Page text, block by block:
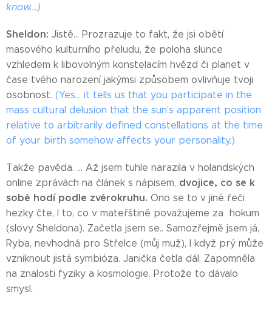
know...)
Sheldon: Jistě… Prozrazuje to fakt, že jsi obětí
masového kulturního přeludu, že poloha slunce
vzhledem k libovolným konstelacím hvězd či planet v
čase tvého narození jakýmsi způsobem ovlivňuje tvoji
osobnost. (Yes... it tells us that you participate in the
mass cultural delusion that the sun's apparent position
relative to arbitrarily defined constellations at the time
of your birth somehow affects your personality.)
Takže pavěda. ... Až jsem tuhle narazila v holandských
online zprávách na článek s nápisem, dvojice, co se k
sobě hodí podle zvěrokruhu. Ono se to v jiné řeči
hezky čte, I to, co v mateřštině považujeme za hokum
(slovy Sheldona). Začetla jsem se.. Samozřejmě jsem já,
Ryba, nevhodná pro Střelce (můj muž), I když prý může
vzniknout jistá symbióza. Janička četla dál. Zapomněla
na znalosti fyziky a kosmologie. Protože to dávalo
smysl.